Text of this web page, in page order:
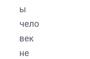
ы
чело
век
не